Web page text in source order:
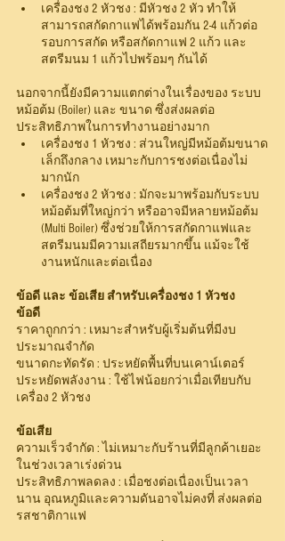
เครื่องชง 2 หัวชง : มีหัวชง 2 หัว ทำให้
สามารถสกัดกาแฟได้พร้อมกัน 2-4 แก้วต่อ
รอบการสกัด หรือสกัดกาแฟ 2 แก้ว และ
สตรีมนม 1 แก้วไปพร้อมๆ กันได้
นอกจากนี้ยังมีความแตกต่างในเรื่องของ ระบบ
หม้อต้ม (Boiler) และ ขนาด ซึ่งส่งผลต่อ
ประสิทธิภาพในการทำงานอย่างมาก
เครื่องชง 1 หัวชง : ส่วนใหญ่มีหม้อต้มขนาด
เล็กถึงกลาง เหมาะกับการชงต่อเนื่องไม่
มากนัก
เครื่องชง 2 หัวชง : มักจะมาพร้อมกับระบบ
หม้อต้มที่ใหญ่กว่า หรืออาจมีหลายหม้อต้ม
(Multi Boiler) ซึ่งช่วยให้การสกัดกาแฟและ
สตรีมนมมีความเสถียรมากขึ้น แม้จะใช้
งานหนักและต่อเนื่อง
ข้อดี และ ข้อเสีย สำหรับเครื่องชง 1 หัวชง
ข้อดี
ราคาถูกกว่า : เหมาะสำหรับผู้เริ่มต้นที่มีงบ
ประมาณจำกัด
ขนาดกะทัดรัด : ประหยัดพื้นที่บนเคาน์เตอร์
ประหยัดพลังงาน : ใช้ไฟน้อยกว่าเมื่อเทียบกับ
เครื่อง 2 หัวชง
ข้อเสีย
ความเร็วจำกัด : ไม่เหมาะกับร้านที่มีลูกค้าเยอะ
ในช่วงเวลาเร่งด่วน
ประสิทธิภาพลดลง : เมื่อชงต่อเนื่องเป็นเวลา
นาน อุณหภูมิและความดันอาจไม่คงที่ ส่งผลต่อ
รสชาติกาแฟ